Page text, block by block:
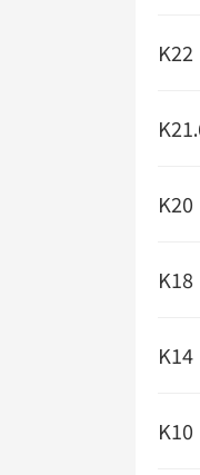
K22
K20
K18
K14
K10